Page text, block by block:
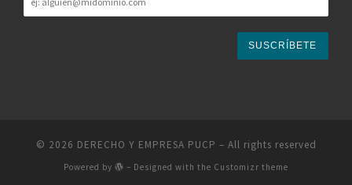
de
correo
© 2026 DERECHO Y EMPRESA PUCP – All rights reserved
Powered by – Designed with the Customizr theme